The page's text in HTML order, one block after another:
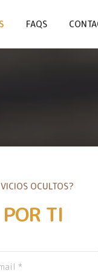
FAQS
OCULTOS?
POR TI